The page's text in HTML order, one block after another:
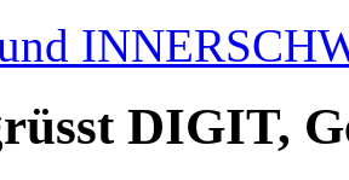
DIGIT,